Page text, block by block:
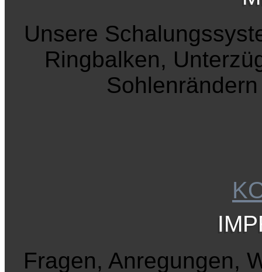
Unsere
Ringbalken,
Fragen, Anregungen,